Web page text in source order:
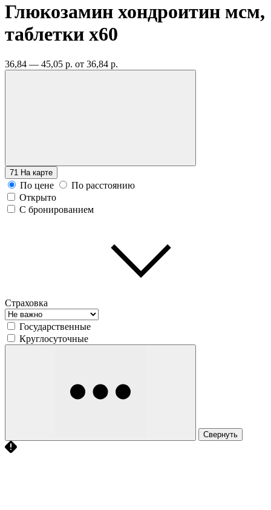
Глюкозамин хондроитин мсм,
таблетки x60
36,84 — 45,05 р. от 36,84 р.
71 На карте
По цене
По расстоянию
Открыто
С бронированием
Страховка
Государственные
Круглосуточные
Свернуть